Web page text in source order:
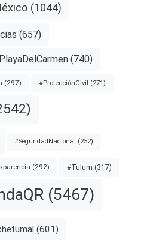
(1044)
(657)
(740)
(297) #ProtecciónCivil (271)
#SeguridadNacional (252)
(292) #Tulum (317)
(5467)
(601)